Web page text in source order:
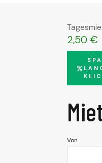
2,50 €
Von